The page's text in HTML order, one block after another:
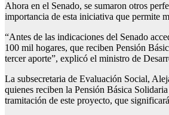
Ahora en el Senado, se sumaron otros
importancia de esta iniciativa que permite
“Antes de las indicaciones del Senado
100 mil hogares, que reciben Pensión
tercer aporte”, explicó el ministro de
La subsecretaria de Evaluación Social,
quienes reciben la Pensión Básica
tramitación de este proyecto, que